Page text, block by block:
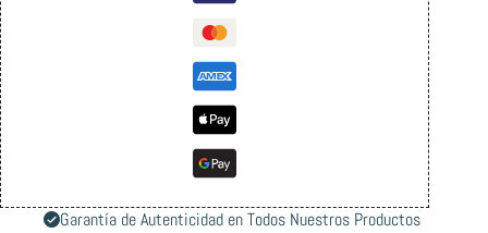
Garantía de Autenticidad en Todos Nuestros Productos